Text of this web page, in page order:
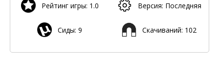
Рейтинг игры: 1.0 Версия: Последняя
Сиды: 9 Скачиваний: 102